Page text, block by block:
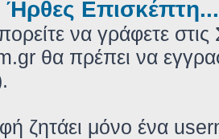
Επισκέπτη...
να γράφετε στις
θα πρέπει να
ζητάει μόνο ένα